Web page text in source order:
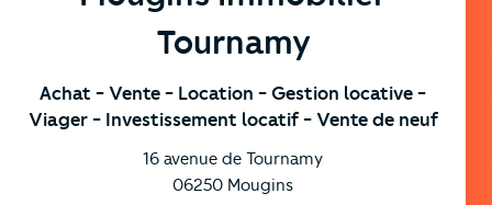
Tournamy
Achat - Vente - Location - Gestion locative -
Viager - Investissement locatif - Vente de neuf
16 avenue de Tournamy
06250 Mougins